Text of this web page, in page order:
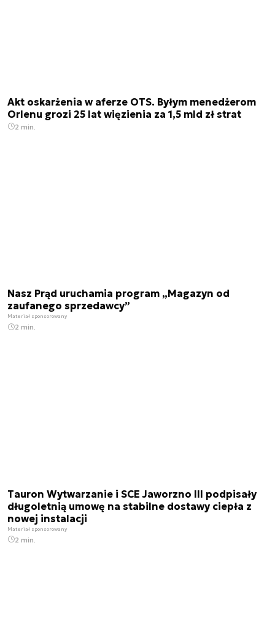
Akt oskarżenia w aferze OTS. Byłym menedżerom
Orlenu grozi 25 lat więzienia za 1,5 mld zł strat
2 min.
Nasz Prąd uruchamia program „Magazyn od
zaufanego sprzedawcy”
Materiał sponsorowany
2 min.
Tauron Wytwarzanie i SCE Jaworzno III podpisały
długoletnią umowę na stabilne dostawy ciepła z
nowej instalacji
Materiał sponsorowany
2 min.